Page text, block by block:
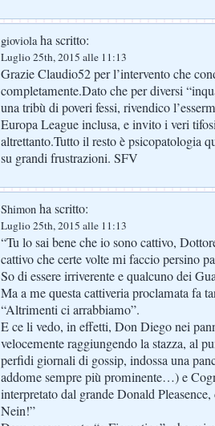
gioviolaha scritto:
Luglio 25th, 2015 alle 11:13
Grazie Claudio52 per l’intervento che
completamente.Dato che per diversi
una tribù di poveri fessi, rivendico
Europa League inclusa, e invito i veri
altrettanto.Tutto il resto è psicopatologia
su grandi frustrazioni. SFV
Shimon ha scritto:
Luglio 25th, 2015 alle 11:13
“Tu lo sai bene che io sono cattivo,
cattivo che certe volte mi faccio persino
So di essere irriverente e qualcuno dei
Ma a me questa cattiveria proclamata fa
“Altrimenti ci arrabbiamo”.
E ce li vedo, in effetti, Don Diego nei
velocemente raggiungendo la stazza, al
perfidi giornali di gossip, indossa una
addome sempre più prominente…) e
interpretato dal grande Donald
Nein!”